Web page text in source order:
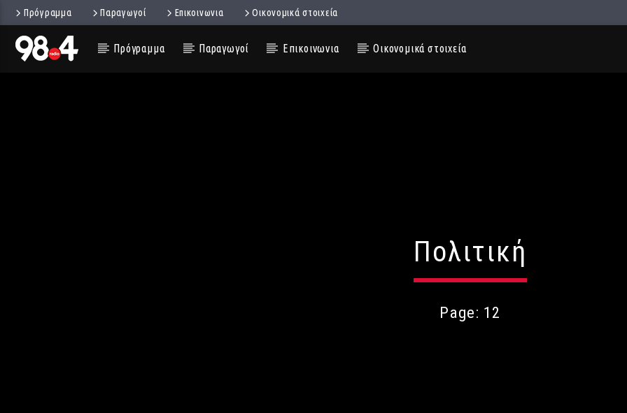
Πρόγραμμα Παραγωγοί Επικοινωνια Οικονομικά στοιχεία
Πρόγραμμα Παραγωγοί Επικοινωνια Οικονομικά στοιχεία
Πολιτική
Page: 12